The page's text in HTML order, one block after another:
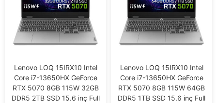
Lenovo LOQ 15IRX10 Intel
Core i7-13650HX GeForce
RTX 5070 8GB 115W 32GB
DDR5 2TB SSD 15.6 inç Full
Lenovo LOQ 15IRX10 Intel
Core i7-13650HX GeForce
RTX 5070 8GB 115W 64GB
DDR5 1TB SSD 15.6 inç Full